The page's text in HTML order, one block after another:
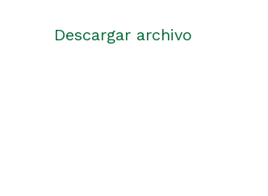
Descargar archivo